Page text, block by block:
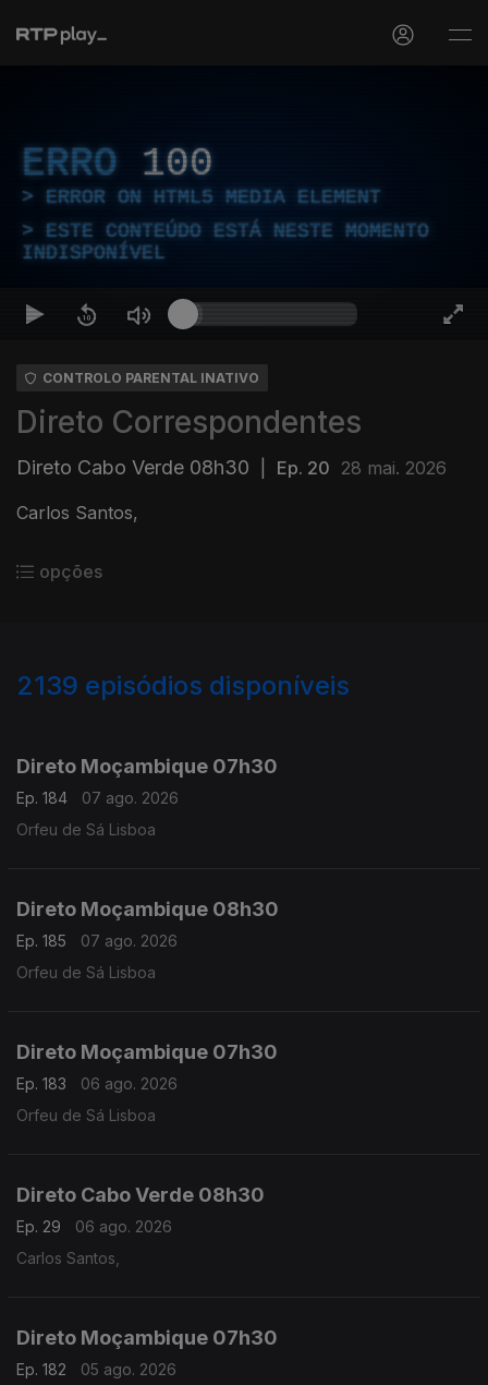
ERRO 100
ERROR ON HTML5 MEDIA ELEMENT
ESTE CONTEÚDO ESTÁ NESTE MOMENTO
INDISPONÍVEL
CONTROLO PARENTAL INATIVO
Direto Correspondentes
Direto Cabo Verde 08h30 Ep. 20 28 mai. 2026
Carlos Santos,
opções
2139 episódios disponíveis
Direto Moçambique 07h30
Ep. 184
07 ago. 2026
Orfeu de Sá Lisboa
Direto Moçambique 08h30
Ep. 185
07 ago. 2026
Orfeu de Sá Lisboa
Direto Moçambique 07h30
Ep. 183
06 ago. 2026
Orfeu de Sá Lisboa
Direto Cabo Verde 08h30
Ep. 29
06 ago. 2026
Carlos Santos,
Direto Moçambique 07h30
Ep. 182
05 ago. 2026